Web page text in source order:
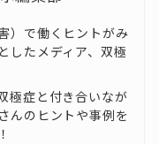
）で働くヒントがみ
したメディア、双極
極症と付き合いなが
んのヒントや事例を